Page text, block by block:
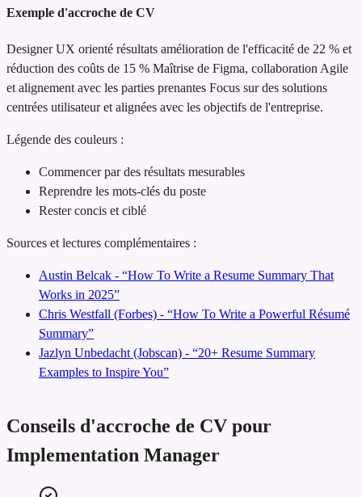
Exemple d'accroche de CV
Designer UX orienté résultats amélioration de l'efficacité de 22 % et
réduction des coûts de 15 % Maîtrise de Figma, collaboration Agile
et alignement avec les parties prenantes Focus sur des solutions
centrées utilisateur et alignées avec les objectifs de l'entreprise.
Légende des couleurs :
Commencer par des résultats mesurables
Reprendre les mots-clés du poste
Rester concis et ciblé
Sources et lectures complémentaires :
Austin Belcak - “How To Write a Resume Summary That
Works in 2025”
Chris Westfall (Forbes) - “How To Write a Powerful Résumé
Summary”
Jazlyn Unbedacht (Jobscan) - “20+ Resume Summary
Examples to Inspire You”
Conseils d'accroche de CV pour
Implementation Manager